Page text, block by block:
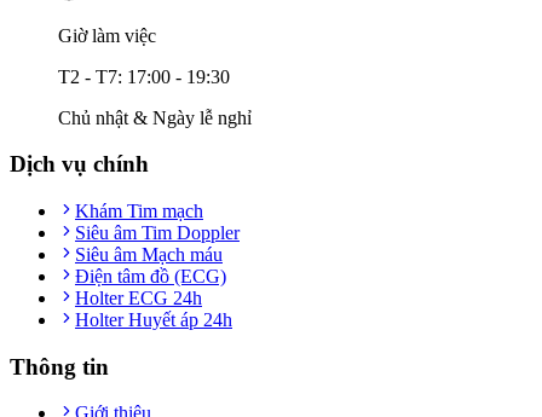
Giờ làm việc
T2 - T7: 17:00 - 19:30
Chủ nhật & Ngày lễ nghỉ
Dịch vụ chính
Khám Tim mạch
Siêu âm Tim Doppler
Siêu âm Mạch máu
Điện tâm đồ (ECG)
Holter ECG 24h
Holter Huyết áp 24h
Thông tin